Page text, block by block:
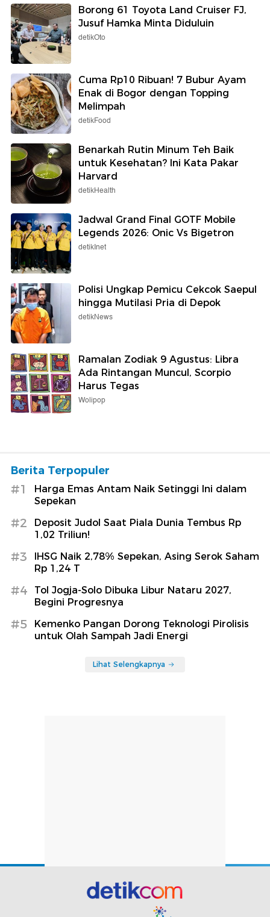
Borong 61 Toyota Land Cruiser FJ,
Jusuf Hamka Minta Diduluin
detikOto
Cuma Rp10 Ribuan! 7 Bubur Ayam
Enak di Bogor dengan Topping
Melimpah
detikFood
Benarkah Rutin Minum Teh Baik
untuk Kesehatan? Ini Kata Pakar
Harvard
detikHealth
Jadwal Grand Final GOTF Mobile
Legends 2026: Onic Vs Bigetron
detikInet
Polisi Ungkap Pemicu Cekcok Saepul
hingga Mutilasi Pria di Depok
detikNews
Ramalan Zodiak 9 Agustus: Libra
Ada Rintangan Muncul, Scorpio
Harus Tegas
Wolipop
Berita Terpopuler
#1
Harga Emas Antam Naik Setinggi Ini dalam
Sepekan
#2
Deposit Judol Saat Piala Dunia Tembus Rp
1,02 Triliun!
#3
IHSG Naik 2,78% Sepekan, Asing Serok Saham
Rp 1,24 T
#4
Tol Jogja-Solo Dibuka Libur Nataru 2027,
Begini Progresnya
#5
Kemenko Pangan Dorong Teknologi Pirolisis
untuk Olah Sampah Jadi Energi
Lihat Selengkapnya